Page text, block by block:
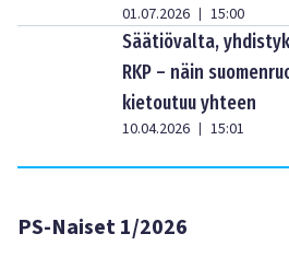
01.07.2026 | 15:00
Säätiövalta,
RKP – näin
kietoutuu yhteen
10.04.2026 | 15:01
PS-Naiset 1/2026